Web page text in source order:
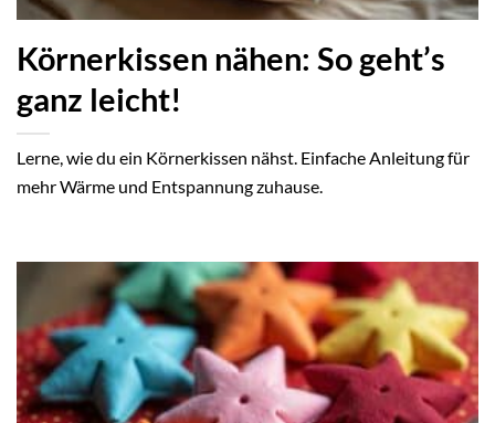
Körnerkissen nähen: So geht’s
ganz leicht!
Lerne, wie du ein Körnerkissen nähst. Einfache Anleitung für
mehr Wärme und Entspannung zuhause.